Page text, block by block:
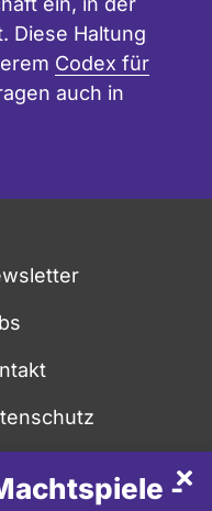
-
Diese Haltung
Codex für
auch in